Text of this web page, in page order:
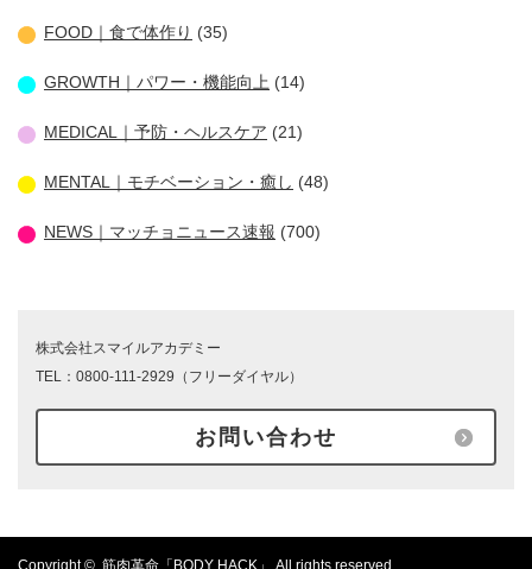
FOOD｜食で体作り (35)
GROWTH｜パワー・機能向上 (14)
MEDICAL｜予防・ヘルスケア (21)
MENTAL｜モチベーション・癒し (48)
NEWS｜マッチョニュース速報 (700)
株式会社スマイルアカデミー
TEL：0800-111-2929（フリーダイヤル）
お問い合わせ